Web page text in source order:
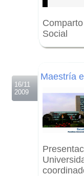
Social
16/11
2009
Maestría